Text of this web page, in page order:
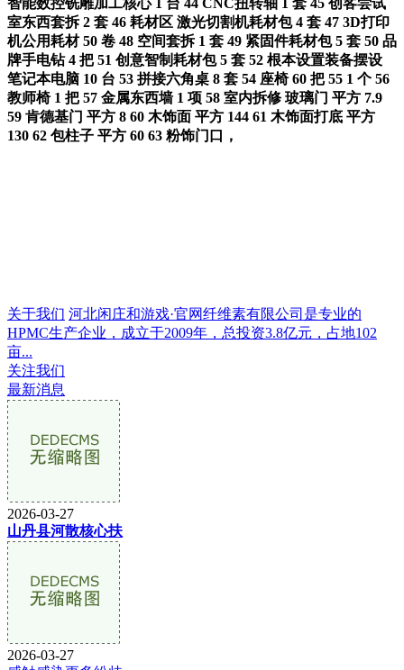
室东西套拆 2 套 46 耗材区 激光切割机耗材包 4 套 47 3D打印
机公用耗材 50 卷 48 空间套拆 1 套 49 紧固件耗材包 5 套 50 品
牌手电钻 4 把 51 创意智制耗材包 5 套 52 根本设置装备摆设
笔记本电脑 10 台 53 拼接六角桌 8 套 54 座椅 60 把 55 1 个 56
教师椅 1 把 57 金属东西墙 1 项 58 室内拆修 玻璃门 平方 7.9
59 肯德基门 平方 8 60 木饰面 平方 144 61 木饰面打底 平方
130 62 包柱子 平方 60 63 粉饰门口，
关于我们 河北闲庄和游戏·官网纤维素有限公司是专业的
HPMC生产企业，成立于2009年，总投资3.8亿元，占地102
亩...
关注我们
最新消息
2026-03-27
山丹县河散核心扶
2026-03-27